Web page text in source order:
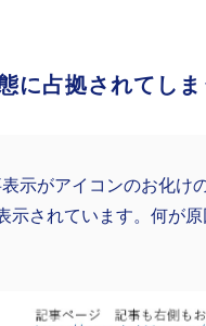
占拠されてしま
示がアイコンのお化け
されています。何が